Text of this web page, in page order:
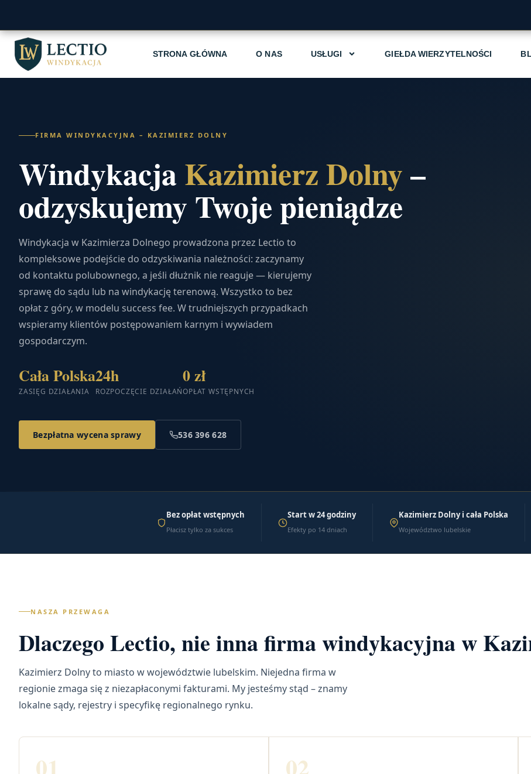
STRONA GŁÓWNA O NAS USŁUGI GIEŁDA WIERZYTELNOŚCI
FIRMA WINDYKACYJNA – KAZIMIERZ DOLNY
WindykacjaKazimierz Dolny–
odzyskujemy Twoje pieniądze
Windykacja w Kazimierza Dolnego prowadzona przez Lectio to
kompleksowe podejście do odzyskiwania należności: zaczynamy
od kontaktu polubownego, a jeśli dłużnik nie reaguje — kierujemy
sprawę do sądu lub na windykację terenową. Wszystko to bez
opłat z góry, w modelu success fee. W trudniejszych przypadkach
wspieramy klientów postępowaniem karnym i wywiadem
gospodarczym.
Cała Polska
ZASIĘG DZIAŁANIA
24h
ROZPOCZĘCIE DZIAŁAŃ
0 zł
OPŁAT WSTĘPNYCH
Bezpłatna wycena sprawy 536 396 628
Bez opłat wstępnych
Płacisz tylko za sukces
Start w 24 godziny
Efekty po 14 dniach
Kazimierz Dolny i cała Polska
Województwo lubelskie
NASZA PRZEWAGA
Dlaczego Lectio, nie inna firma windykacyjna w
Kazimierz Dolny to miasto w województwie lubelskim. Niejedna firma w
regionie zmaga się z niezapłaconymi fakturami. My jesteśmy stąd – znamy
lokalne sądy, rejestry i specyfikę regionalnego rynku.